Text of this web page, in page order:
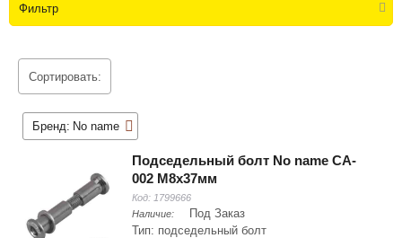
Фильтр
Сортировать:
Бренд: No name
Подседельный болт No name CA-
002 M8x37мм
Код: 1799666
Наличие:
Под Заказ
Тип: подседельный болт